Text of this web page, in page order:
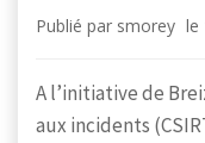
Publié par smorey le
A l’initiative de
aux incidents